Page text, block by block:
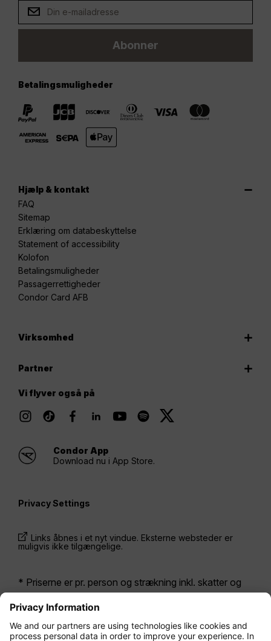
Abonner
Betalingsmuligheder
Hjælp & kontakt
FAQ
Sitemap
Erklæring om databeskyttelse
Statement of accessibility
Kolofon
Betalingsmuligheder
Passagerrettigheder
Condor Card AFB
Virksomhed
Partner
Vi flyver også på
Condor App
Download nu i App Store.
Privacy Settings
Links åbnes i et nyt vindue. Eksterne websteder er
muligvis ikke tilgængelige.
* Priserne er pr. person og strækning inkl. skatter og
været tilgængelige inden for de seneste 24 timer og er
muligvis ikke længere gældende. De priser, der vises